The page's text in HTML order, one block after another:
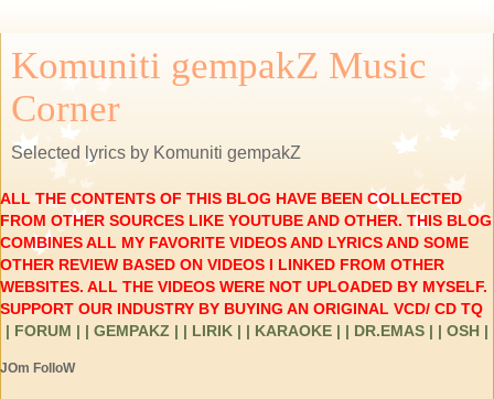
Komuniti gempakZ Music
Corner
Selected lyrics by Komuniti gempakZ
ALL THE CONTENTS OF THIS BLOG HAVE BEEN COLLECTED
FROM OTHER SOURCES LIKE YOUTUBE AND OTHER. THIS BLOG
COMBINES ALL MY FAVORITE VIDEOS AND LYRICS AND SOME
OTHER REVIEW BASED ON VIDEOS I LINKED FROM OTHER
WEBSITES. ALL THE VIDEOS WERE NOT UPLOADED BY MYSELF.
SUPPORT OUR INDUSTRY BY BUYING AN ORIGINAL VCD/ CD TQ
| FORUM | | GEMPAKZ | | LIRIK | | KARAOKE | | DR.EMAS | | OSH |
JOm FolloW